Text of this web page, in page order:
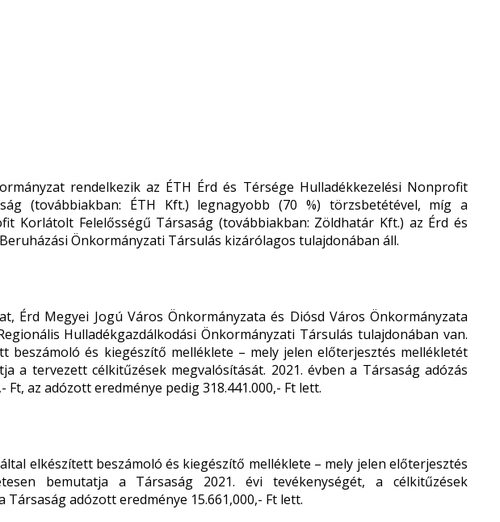
rendelkezik az ÉTH Érd és Térsége Hulladékkezelési Nonprofit
(továbbiakban: ÉTH Kft.) legnagyobb (70 %) törzsbetétével, míg a
Korlátolt Felelősségű Társaság (továbbiakban: Zöldhatár Kft.) az Érd és
Önkormányzati Társulás kizárólagos tulajdonában áll.
Érd Megyei Jogú Város Önkormányzata és Diósd Város Önkormányzata
Hulladékgazdálkodási Önkormányzati Társulás tulajdonában van.
beszámoló és kiegészítő melléklete – mely jelen előterjesztés mellékletét
a tervezett célkitűzések megvalósítását. 2021. évben a Társaság adózás
Ft, az adózott eredménye pedig 318.441.000,- Ft lett.
elkészített beszámoló és kiegészítő melléklete – mely jelen előterjesztés
bemutatja a Társaság 2021. évi tevékenységét, a célkitűzések
Társaság adózott eredménye 15.661,000,- Ft lett.